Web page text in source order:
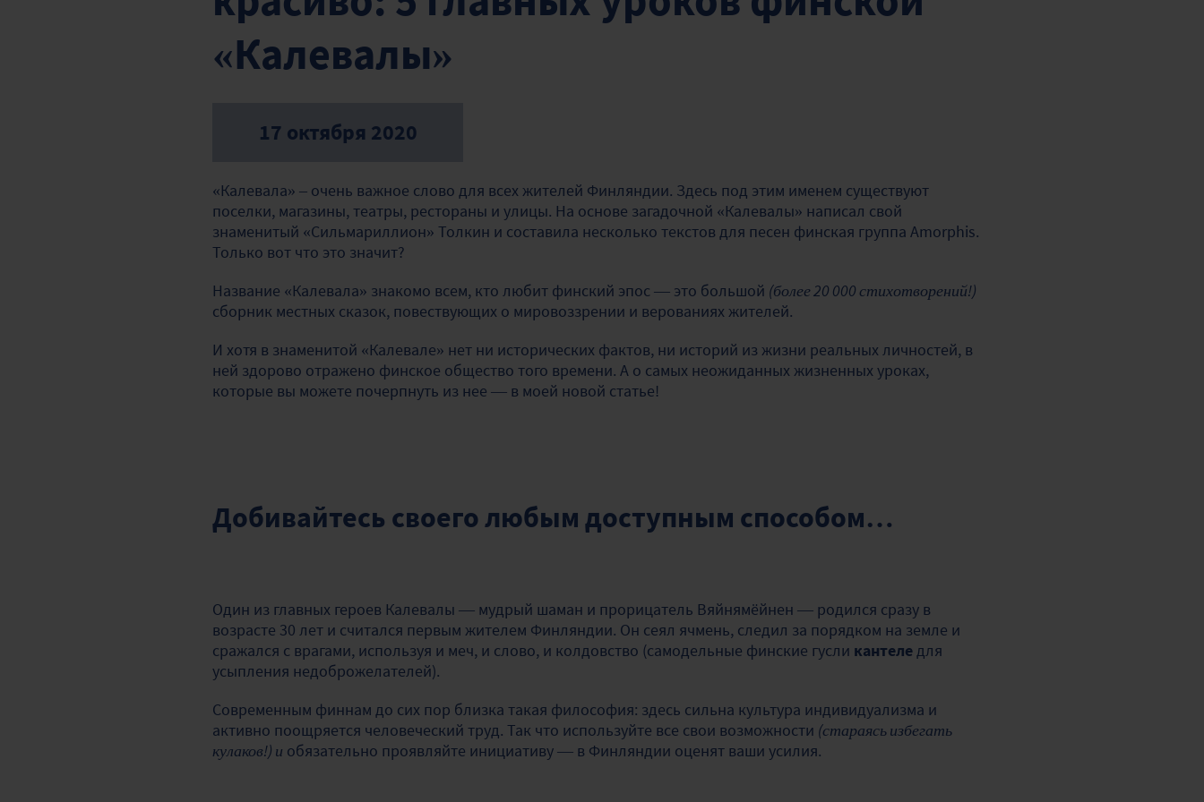
«Калевалы»
17 октября 2020
«Калевала» – очень важное слово для всех жителей Финляндии. Здесь под этим именем существуют
поселки, магазины, театры, рестораны и улицы. На основе загадочной «Калевалы» написал свой
знаменитый «Сильмариллион» Толкин и составила несколько текстов для песен финская группа Amorphis.
Только вот что это значит?
Название «Калевала» знакомо всем, кто любит финский эпос — это большой (более 20 000 стихотворений!)
сборник местных сказок, повествующих о мировоззрении и верованиях жителей.
И хотя в знаменитой «Калевале» нет ни исторических фактов, ни историй из жизни реальных личностей, в
ней здорово отражено финское общество того времени. А о самых неожиданных жизненных уроках,
которые вы можете почерпнуть из нее — в моей новой статье!
Добивайтесь своего любым доступным способом…
Один из главных героев Калевалы — мудрый шаман и прорицатель Вяйнямёйнен — родился сразу в
возрасте 30 лет и считался первым жителем Финляндии. Он сеял ячмень, следил за порядком на земле и
сражался с врагами, используя и меч, и слово, и колдовство (самодельные финские гусли кантеледля
усыпления недоброжелателей).
Современным финнам до сих пор близка такая философия: здесь сильна культура индивидуализма и
активно поощряется человеческий труд. Так что используйте все свои возможности (стараясь избегать
кулаков!) и обязательно проявляйте инициативу — в Финляндии оценят ваши усилия.